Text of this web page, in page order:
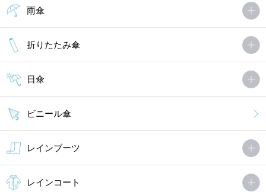
雨傘
折りたたみ傘
日傘
ビニール傘
レインブーツ
レインコート